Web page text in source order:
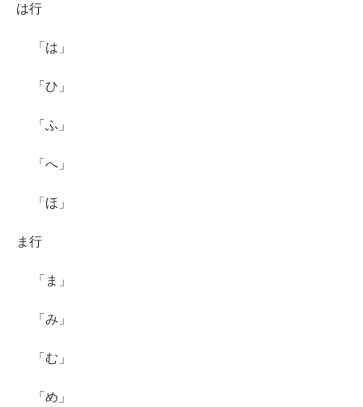
は行
「は」
「ひ」
「ふ」
「へ」
「ほ」
ま行
「ま」
「み」
「む」
「め」